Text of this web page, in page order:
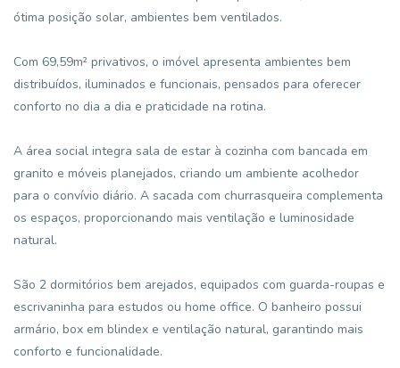
ótima posição solar, ambientes bem ventilados.
Com 69,59m² privativos, o imóvel apresenta ambientes bem
distribuídos, iluminados e funcionais, pensados para oferecer
conforto no dia a dia e praticidade na rotina.
A área social integra sala de estar à cozinha com bancada em
granito e móveis planejados, criando um ambiente acolhedor
para o convívio diário. A sacada com churrasqueira complementa
os espaços, proporcionando mais ventilação e luminosidade
natural.
São 2 dormitórios bem arejados, equipados com guarda-roupas e
escrivaninha para estudos ou home office. O banheiro possui
armário, box em blindex e ventilação natural, garantindo mais
conforto e funcionalidade.